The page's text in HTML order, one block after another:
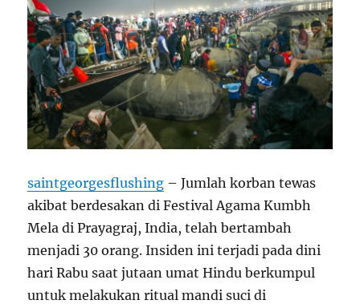
saintgeorgesflushing – Jumlah korban tewas
akibat berdesakan di Festival Agama Kumbh
Mela di Prayagraj, India, telah bertambah
menjadi 30 orang. Insiden ini terjadi pada dini
hari Rabu saat jutaan umat Hindu berkumpul
untuk melakukan ritual mandi suci di